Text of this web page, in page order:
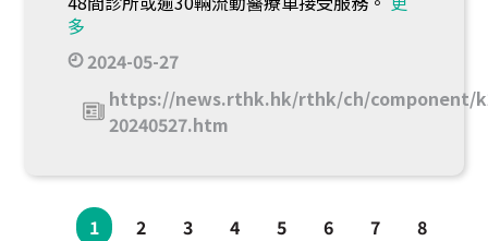
多
2024-05-27
https://news.rthk.hk/rthk/ch/component/
20240527.htm
1 2 3 4 5 6 7
8